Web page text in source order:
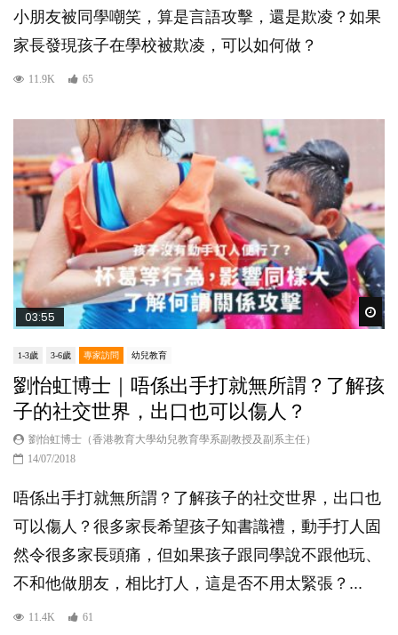
小朋友被同學嘲笑，算是言語攻擊，還是欺凌？如果
家長發現孩子在學校被欺凌，可以如何做？
11.9K 65
03:55
1-3歲 3-6歲 專家訪問 幼兒教育
劉怡虹博士｜唔係出手打就無所謂？了解孩
子的社交世界，出口也可以傷人？
劉怡虹博士（香港教育大學幼兒教育學系副教授及副系主任）
14/07/2018
唔係出手打就無所謂？了解孩子的社交世界，出口也
可以傷人？很多家長希望孩子知書識禮，動手打人固
然令很多家長頭痛，但如果孩子跟同學說不跟他玩、
不和他做朋友，相比打人，這是否不用太緊張？...
11.4K 61